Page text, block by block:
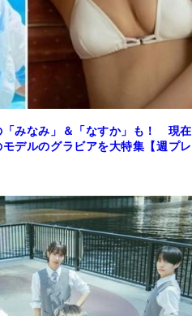
「みなみ」＆「なすか」も！ 現在
デルのグラビアを大特集【週プレ